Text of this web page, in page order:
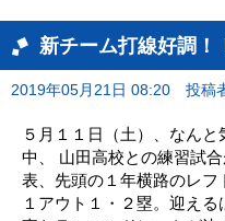
新チーム打線好調！
2019年05月21日 08:20 投稿
５月１１日（土）、なん
中、 山田高校との練習試
表、先頭の１年横路のレフ
１アウト１・２塁。迎え